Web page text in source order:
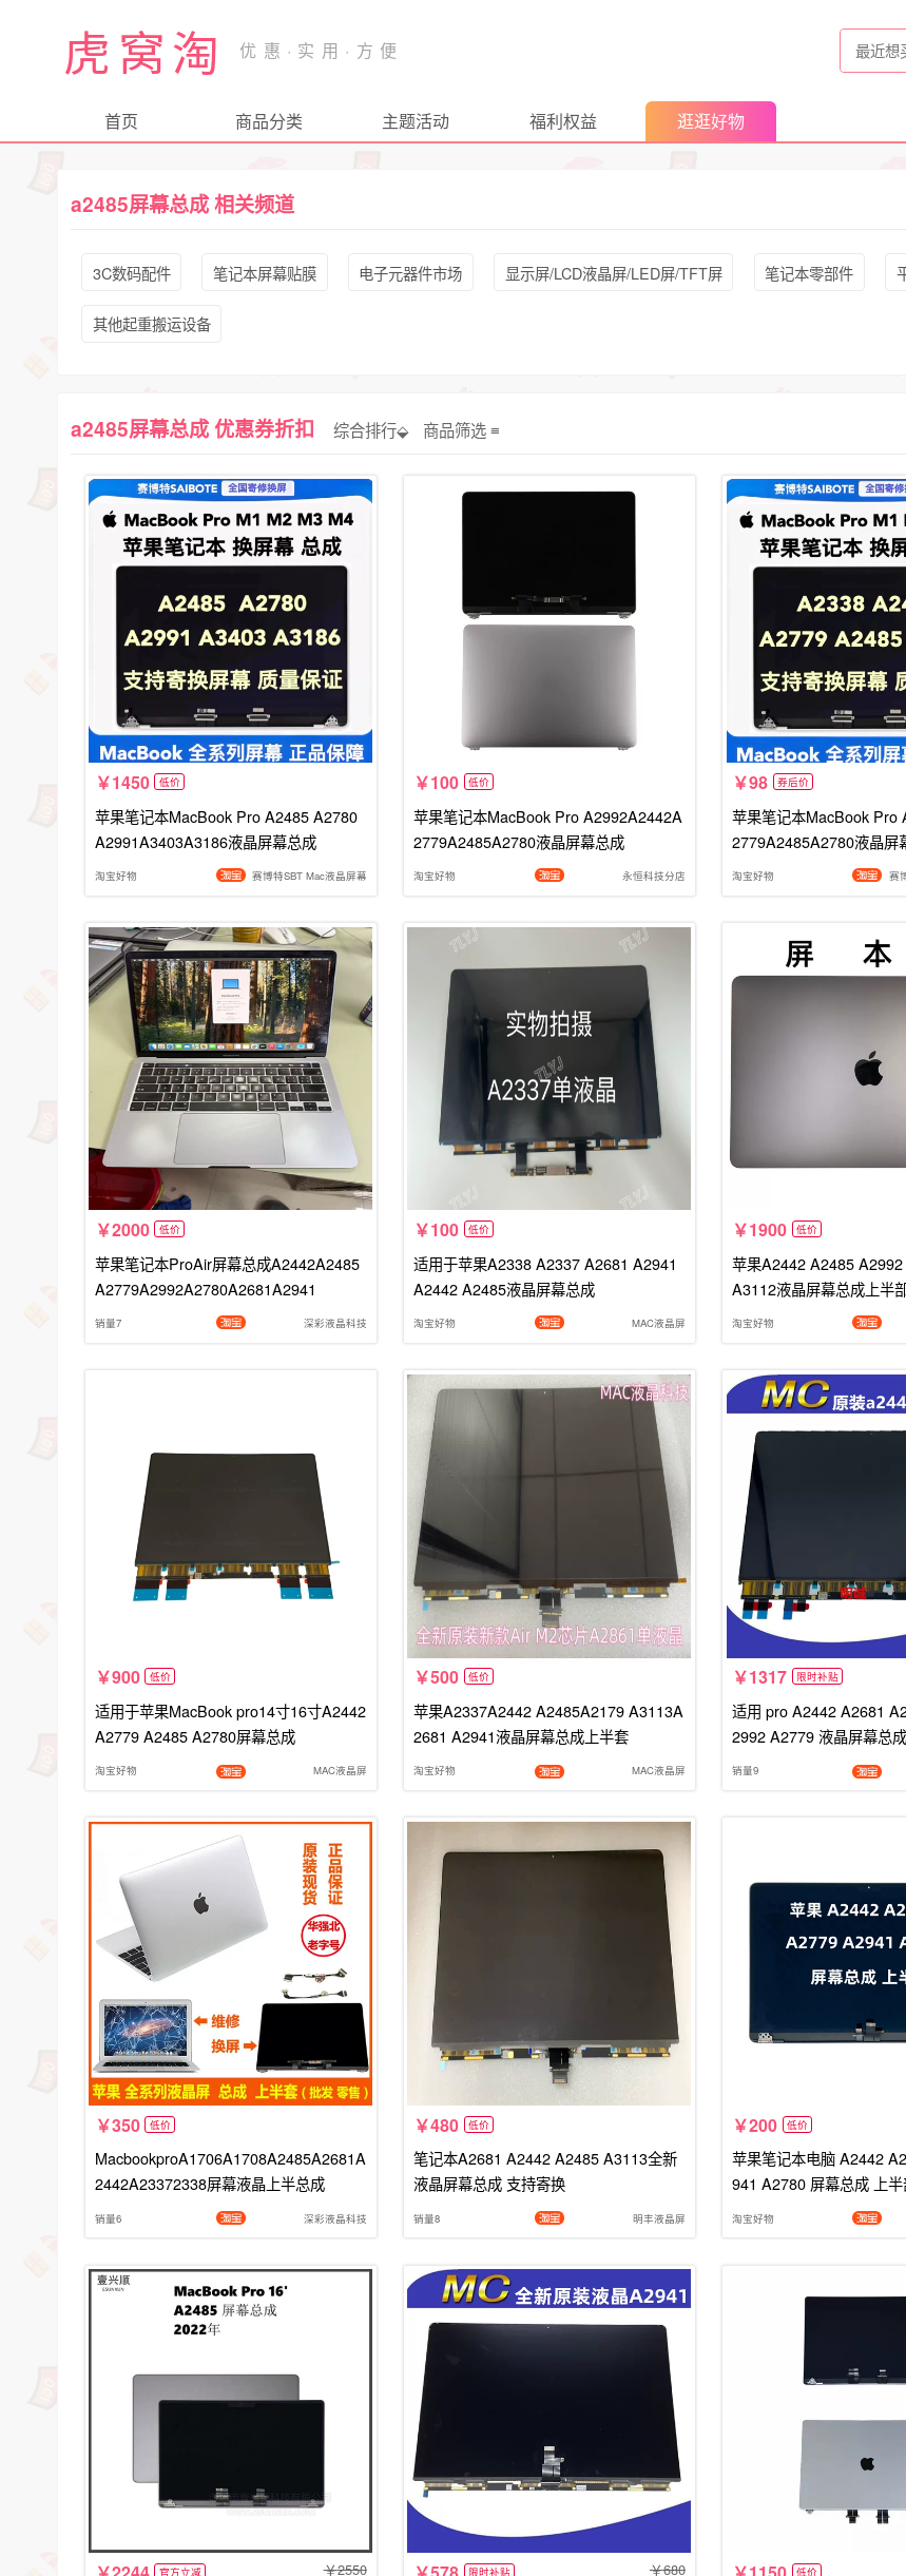
虎窝淘
首页 商品分类 主题活动 福利权益 逛逛好物
a2485屏幕总成 相关频道
3C数码配件 笔记本屏幕贴膜 电子元器件市场 显示屏/LCD液晶屏/LED屏/TFT屏 笔记本零部件
其他起重搬运设备
a2485屏幕总成 优惠券折扣 综合排行⬙ 商品筛选
1450 低价
苹果笔记本MacBook Pro A2485 A2780
A2991A3403A3186液晶屏幕总成
淘宝好物 赛博特SBT Mac液晶屏幕
100 低价
苹果笔记本MacBook Pro A2992A2442A
2779A2485A2780液晶屏幕总成
淘宝好物 永恒科技分店
98 券后价
苹果笔记本MacBook Pro
2779A2485A2780液晶屏
淘宝好物 赛
2000 低价
苹果笔记本ProAir屏幕总成A2442A2485
A2779A2992A2780A2681A2941
销量7 深彩液晶科技
100 低价
适用于苹果A2338 A2337 A2681 A2941
A2442 A2485液晶屏幕总成
淘宝好物 MAC液晶屏
1900 低价
苹果A2442 A2485
A3112液晶屏幕总成上半
淘宝好物
900 低价
适用于苹果MacBook pro14寸16寸A2442
A2779 A2485 A2780屏幕总成
淘宝好物 MAC液晶屏
500 低价
苹果A2337A2442 A2485A2179 A3113A
2681 A2941液晶屏幕总成上半套
淘宝好物 MAC液晶屏
1317 限时补贴
适用 pro A2442 A2681
2992 A2779 液晶屏幕总成
销量9
350 低价
MacbookproA1706A1708A2485A2681A
2442A23372338屏幕液晶上半总成
销量6 深彩液晶科技
480 低价
笔记本A2681 A2442 A2485 A3113全新
液晶屏幕总成 支持寄换
销量8 明丰液晶屏
200 低价
苹果笔记本电脑 A2442
941 A2780 屏幕总成 上
淘宝好物
官方立减 2550 限时补贴 680 低价